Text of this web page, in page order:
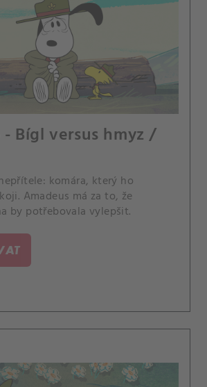
- Bígl versus hmyz /
komára, který ho
Amadeus má za to, že
by potřebovala vylepšit.